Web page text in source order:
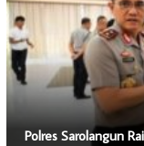
Polres Sarolangun